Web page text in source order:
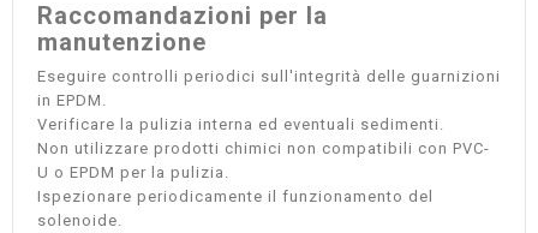
Raccomandazioni per la
manutenzione
Eseguire controlli periodici sull'integrità delle guarnizioni
in EPDM.
Verificare la pulizia interna ed eventuali sedimenti.
Non utilizzare prodotti chimici non compatibili con PVC-
U o EPDM per la pulizia.
Ispezionare periodicamente il funzionamento del
solenoide.